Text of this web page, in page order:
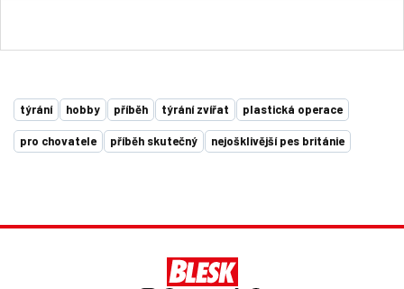
týrání hobby příběh týrání zvířat plastická operace
pro chovatele příběh skutečný nejošklivější pes británie